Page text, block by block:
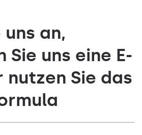
uns an,
Sie uns eine E-
nutzen Sie das